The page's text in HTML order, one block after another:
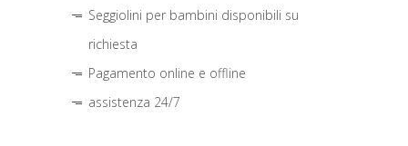
Seggiolini per bambini disponibili su
richiesta
Pagamento online e offline
assistenza 24/7